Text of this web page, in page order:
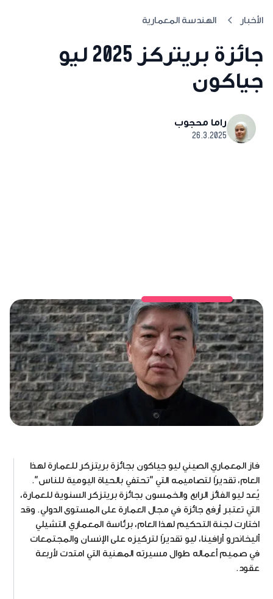
الأخبار الهندسة المعمارية
جائزة بريتركز 2025 ليو
جياكون
راما محجوب
26.3.2025
فاز المعماري الصيني ليو جياكون بجائزة بريتزكر للعمارة لهذا
العام، تقديرًا لتصاميمه التي "تحتفي بالحياة اليومية للناس".
يُعد ليو الفائز الرابع والخمسون بجائزة بريتزكر السنوية للعمارة،
التي تعتبر أرفع جائزة في مجال العمارة على المستوى الدولي. وقد
اختارت لجنة التحكيم لهذا العام، برئاسة المعماري التشيلي
أليخاندرو أرافينا، ليو تقديرًا لتركيزه على الإنسان والمجتمعات
في صميم أعماله طوال مسيرته المهنية التي امتدت لأربعة
عقود.